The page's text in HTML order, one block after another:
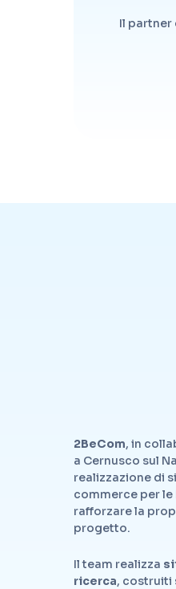
Il partner
2BeCom, in
a Cernusco sul
realizzazione di
commerce per le
rafforzare la
progetto.
Il team realizza
ricerca, costruiti